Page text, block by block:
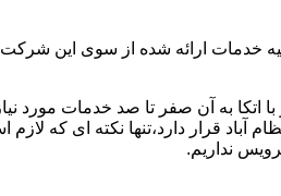
خدمات ارائه شده از سوی این
به آن صفر تا صد خدمات مورد نیاز
قرار دارد،تنها نکته ای که لازم
نداریم.